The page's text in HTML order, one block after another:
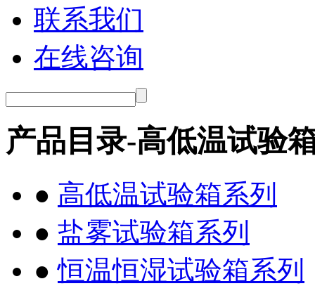
联系我们
在线咨询
产品目录-高低温试验
● 高低温试验箱系列
● 盐雾试验箱系列
●恒温恒湿试验箱系列